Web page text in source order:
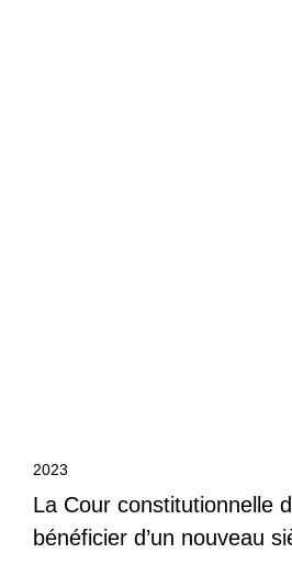
2023
La Cour constitutionnelle
bénéficier d’un nouveau